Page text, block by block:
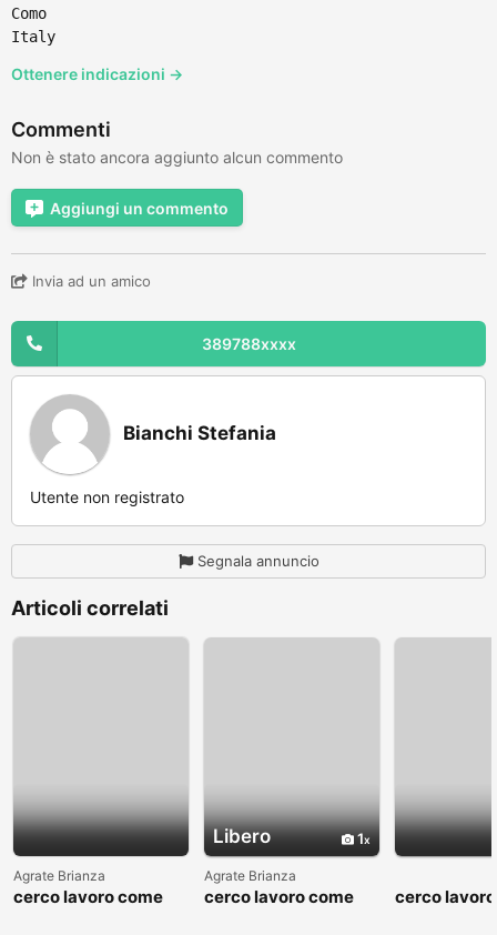
Como
Italy
Ottenere indicazioni →
Commenti
Non è stato ancora aggiunto alcun commento
Aggiungi un commento
Invia ad un amico
389788xxxx
Bianchi Stefania
Utente non registrato
Segnala annuncio
Articoli correlati
Agrate Brianza
cerco lavoro come
Libero 1
Agrate Brianza
cerco lavoro come
cerco